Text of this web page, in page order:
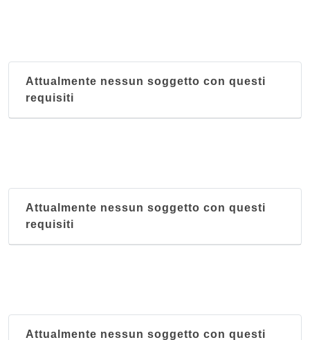
Attualmente nessun soggetto con questi
requisiti
Attualmente nessun soggetto con questi
requisiti
Attualmente nessun soggetto con questi